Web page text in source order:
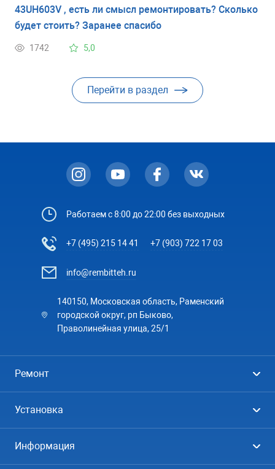
43UH603V , есть ли смысл ремонтировать? Сколько
будет стоить? Заранее спасибо
1742 5,0
Перейти в раздел
Работаем с 8:00 до 22:00 без выходных
+7 (495) 215 14 41 +7 (903) 722 17 03
info@rembitteh.ru
140150, Московская область, Раменский
городской округ, рп Быково,
Праволинейная улица, 25/1
Ремонт
Посудомоечные машины
Установка
Информация